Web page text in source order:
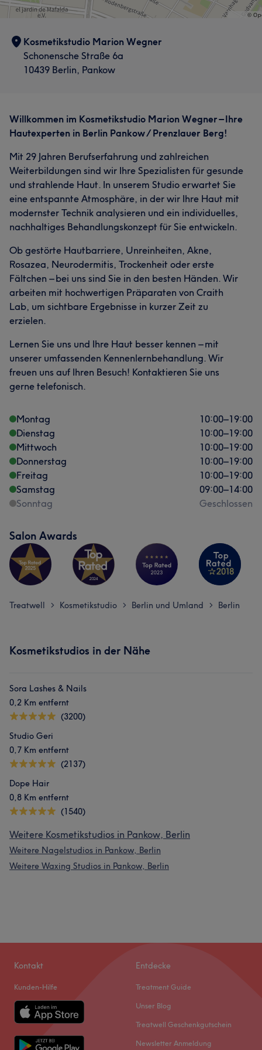
Kosmetikstudio Marion Wegner
Schonensche Straße 6a
10439 Berlin, Pankow
Willkommen im Kosmetikstudio Marion Wegner – Ihre
Hautexperten in Berlin Pankow / Prenzlauer Berg!
Mit 29 Jahren Berufserfahrung und zahlreichen
Weiterbildungen sind wir Ihre Spezialisten für gesunde
und strahlende Haut. In unserem Studio erwartet Sie
eine entspannte Atmosphäre, in der wir Ihre Haut mit
modernster Technik analysieren und ein individuelles,
nachhaltiges Behandlungskonzept für Sie entwickeln.
Ob gestörte Hautbarriere, Unreinheiten, Akne,
Rosazea, Neurodermitis, Trockenheit oder erste
Fältchen – bei uns sind Sie in den besten Händen. Wir
arbeiten mit hochwertigen Präparaten von Craith
Lab, um sichtbare Ergebnisse in kurzer Zeit zu
erzielen.
Lernen Sie uns und Ihre Haut besser kennen – mit
unserer umfassenden Kennenlernbehandlung. Wir
freuen uns auf Ihren Besuch! Kontaktieren Sie uns
gerne telefonisch.
Montag 10:00–19:00
Dienstag
10:00–19:00
Mittwoch
10:00–19:00
Donnerstag
10:00–19:00
Freitag
10:00–19:00
Samstag
09:00–14:00
Sonntag
Geschlossen
Salon Awards
Treatwell > Kosmetikstudio > Berlin und Umland > Berlin
Kosmetikstudios in der Nähe
Sora Lashes & Nails
0,2 Km entfernt
(3200)
Studio Geri
0,7 Km entfernt
(2137)
Dope Hair
0,8 Km entfernt
(1540)
Weitere Kosmetikstudios in Pankow, Berlin
Weitere Nagelstudios in Pankow, Berlin
Weitere Waxing Studios in Pankow, Berlin
Kontakt
Kunden-Hilfe
Entdecke
Treatment Guide
Unser Blog
Treatwell Geschenkgutschein
Newsletter Anmeldung